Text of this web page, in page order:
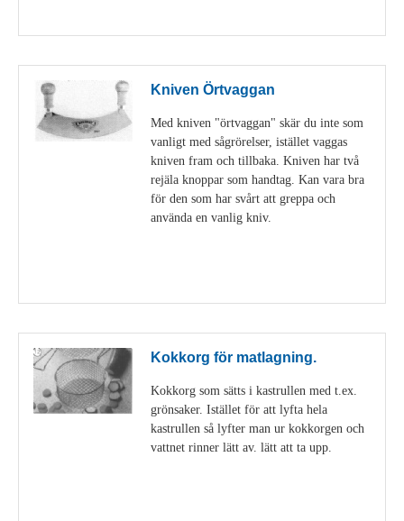
Kniven Örtvaggan
Med kniven "örtvaggan" skär du inte som
vanligt med sågrörelser, istället vaggas
kniven fram och tillbaka. Kniven har två
rejäla knoppar som handtag. Kan vara bra
för den som har svårt att greppa och
använda en vanlig kniv.
Kokkorg för matlagning.
Kokkorg som sätts i kastrullen med t.ex.
grönsaker. Istället för att lyfta hela
kastrullen så lyfter man ur kokkorgen och
vattnet rinner lätt av. lätt att ta upp.